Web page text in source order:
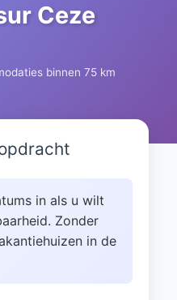
Ceze
binnen 75 km
in als u wilt
Zonder
in de